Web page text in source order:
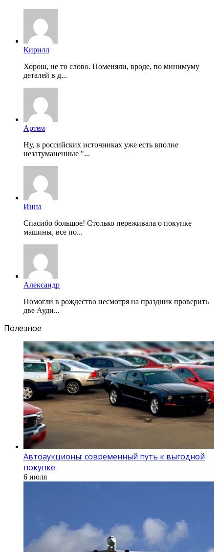
Кирилл
Хорош, не то слово. Поменяли, вроде, по минимуму
деталей в д...
Артем
Ну, в российских источниках уже есть вполне
незатуманенные "...
Инна
Спасибо большое! Столько переживала о покупке
машины, все по...
Александр
Помогли в рождество несмотря на праздник проверить
две Ауди...
Полезное
Автоаукционы: современный путь к выгодной
покупке
6 июля